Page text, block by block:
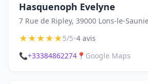
Hasquenoph Evelyne
7 Rue de Ripley, 39000 Lons-le-
★★★★★5/5•4 avis
📞+33384862274 📍 Google Maps